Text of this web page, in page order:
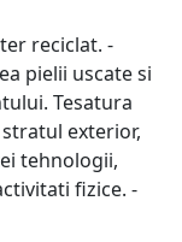
reciclat. -
pielii uscate si
Tesatura
exterior,
tehnologii,
fizice. -